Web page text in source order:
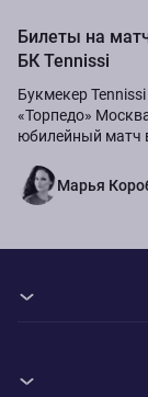
Билеты на
БК Tennissi
Букмекер
«Торпедо»
юбилейный матч
Марья